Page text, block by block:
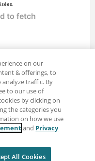
Intimité
on our
& offerings, to
traffic. By
to our use of
by clicking on
the categories you
on how we use
and Privacy
All Cookies